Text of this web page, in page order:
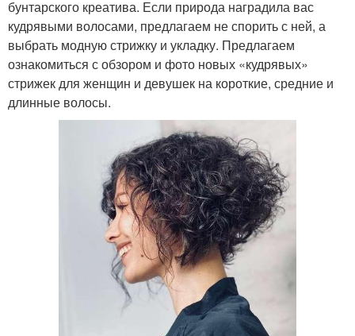
бунтарского креатива. Если природа наградила вас
кудрявыми волосами, предлагаем не спорить с ней, а
выбрать модную стрижку и укладку.⁣⁣ Предлагаем
ознакомиться с обзором и фото новых «кудрявых»
стрижек для женщин и девушек на короткие, средние и
длинные волосы.